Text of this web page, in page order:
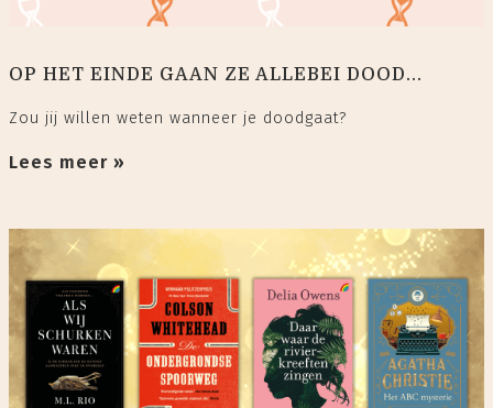
OP HET EINDE GAAN ZE ALLEBEI DOOD...
Zou jij willen weten wanneer je doodgaat?
Lees meer »